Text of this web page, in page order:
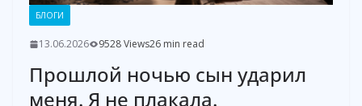
БЛОГИ
13.06.2026 9528 Views26 min read
Прошлой ночью сын ударил
меня. Я не плакала.